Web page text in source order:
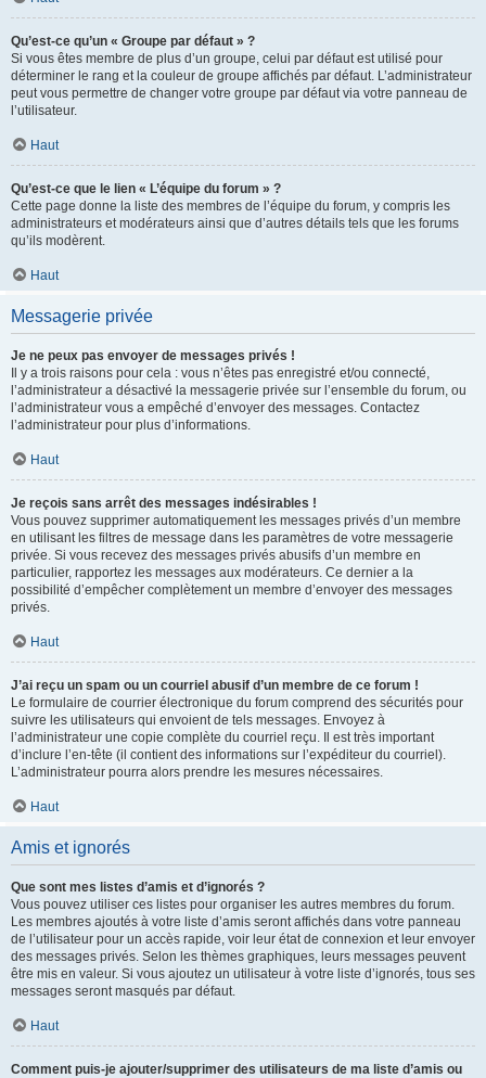
Qu’est-ce qu’un « Groupe par défaut » ?
Si vous êtes membre de plus d’un groupe, celui par défaut est utilisé pour
déterminer le rang et la couleur de groupe affichés par défaut. L’administrateur
peut vous permettre de changer votre groupe par défaut via votre panneau de
l’utilisateur.
Haut
Qu’est-ce que le lien « L’équipe du forum » ?
Cette page donne la liste des membres de l’équipe du forum, y compris les
administrateurs et modérateurs ainsi que d’autres détails tels que les forums
qu’ils modèrent.
Haut
Messagerie privée
Je ne peux pas envoyer de messages privés !
Il y a trois raisons pour cela : vous n’êtes pas enregistré et/ou connecté,
l’administrateur a désactivé la messagerie privée sur l’ensemble du forum, ou
l’administrateur vous a empêché d’envoyer des messages. Contactez
l’administrateur pour plus d’informations.
Haut
Je reçois sans arrêt des messages indésirables !
Vous pouvez supprimer automatiquement les messages privés d’un membre
en utilisant les filtres de message dans les paramètres de votre messagerie
privée. Si vous recevez des messages privés abusifs d’un membre en
particulier, rapportez les messages aux modérateurs. Ce dernier a la
possibilité d’empêcher complètement un membre d’envoyer des messages
privés.
Haut
J’ai reçu un spam ou un courriel abusif d’un membre de ce forum !
Le formulaire de courrier électronique du forum comprend des sécurités pour
suivre les utilisateurs qui envoient de tels messages. Envoyez à
l’administrateur une copie complète du courriel reçu. Il est très important
d’inclure l’en-tête (il contient des informations sur l’expéditeur du courriel).
L’administrateur pourra alors prendre les mesures nécessaires.
Haut
Amis et ignorés
Que sont mes listes d’amis et d’ignorés ?
Vous pouvez utiliser ces listes pour organiser les autres membres du forum.
Les membres ajoutés à votre liste d’amis seront affichés dans votre panneau
de l’utilisateur pour un accès rapide, voir leur état de connexion et leur envoyer
des messages privés. Selon les thèmes graphiques, leurs messages peuvent
être mis en valeur. Si vous ajoutez un utilisateur à votre liste d’ignorés, tous ses
messages seront masqués par défaut.
Haut
Comment puis-je ajouter/supprimer des utilisateurs de ma liste d’amis ou